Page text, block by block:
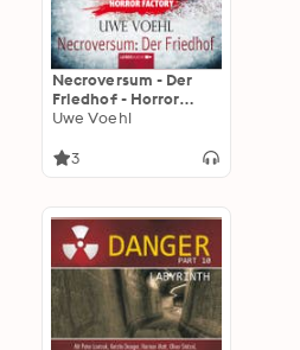
Necroversum - Der
Friedhof - Horror
Factory 15
Uwe Voehl
3